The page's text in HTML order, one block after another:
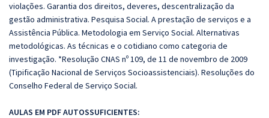
violações. Garantia dos direitos, deveres, descentralização da
gestão administrativa. Pesquisa Social. A prestação de serviços e a
Assistência Pública. Metodologia em Serviço Social. Alternativas
metodológicas. As técnicas e o cotidiano como categoria de
investigação. *Resolução CNAS nº 109, de 11 de novembro de 2009
(Tipificação Nacional de Serviços Socioassistenciais). Resoluções do
Conselho Federal de Serviço Social.
AULAS EM PDF AUTOSSUFICIENTES: